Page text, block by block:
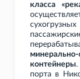
класса
контейнеры.
порта в